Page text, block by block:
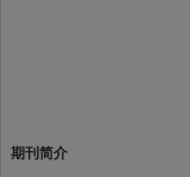
期刊简介